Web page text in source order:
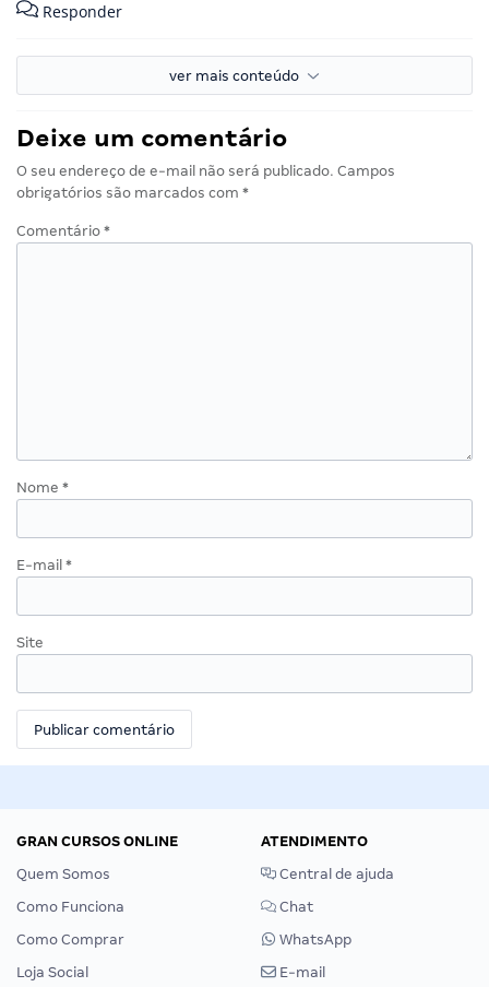
Responder
ver mais conteúdo
Deixe um comentário
O seu endereço de e-mail não será publicado. Campos
obrigatórios são marcados com *
Comentário *
Nome *
E-mail *
Site
GRAN CURSOS ONLINE
Quem Somos
Como Funciona
Como Comprar
Loja Social
ATENDIMENTO
Central de ajuda
Chat
WhatsApp
E-mail